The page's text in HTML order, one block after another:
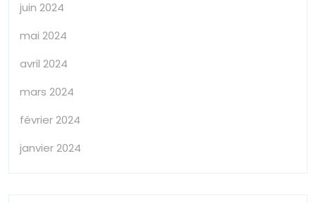
juin 2024
mai 2024
avril 2024
mars 2024
février 2024
janvier 2024